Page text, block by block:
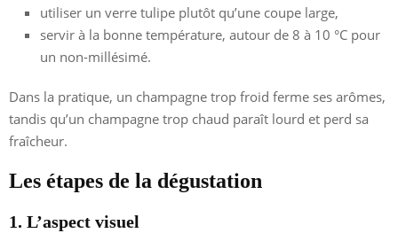
utiliser un verre tulipe plutôt qu’une coupe large,
servir à la bonne température, autour de 8 à 10 °C pour
un non-millésimé.
Dans la pratique, un champagne trop froid ferme ses arômes,
tandis qu’un champagne trop chaud paraît lourd et perd sa
fraîcheur.
Les étapes de la dégustation
1. L’aspect visuel